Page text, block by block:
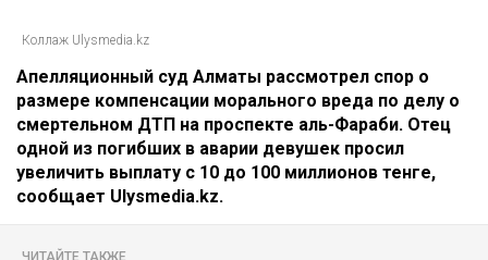
Коллаж Ulysmedia.kz
Апелляционный суд Алматы рассмотрел спор о
размере компенсации морального вреда по делу о
смертельном ДТП на проспекте аль-Фараби. Отец
одной из погибших в аварии девушек просил
увеличить выплату с 10 до 100 миллионов тенге,
сообщает Ulysmedia.kz.